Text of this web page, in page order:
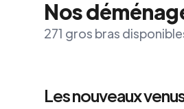
Nos
271 gros bras
Les nouveaux